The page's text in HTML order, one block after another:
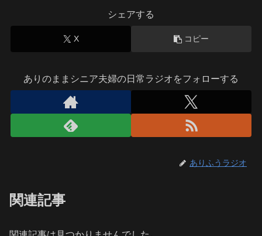
シェアする
X コピー
ありのままシニア夫婦の日常ラジオをフォローする
ありふうラジオ
関連記事